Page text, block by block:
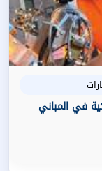
في المباني